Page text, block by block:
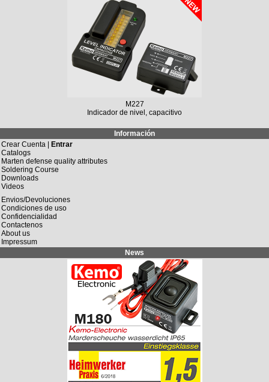
M227
Indicador de nivel, capacitivo
Información
Crear Cuenta | Entrar
Catalogs
Marten defense quality attributes
Soldering Course
Downloads
Videos
Envios/Devoluciones
Condiciones de uso
Confidencialidad
Contactenos
About us
Impressum
News